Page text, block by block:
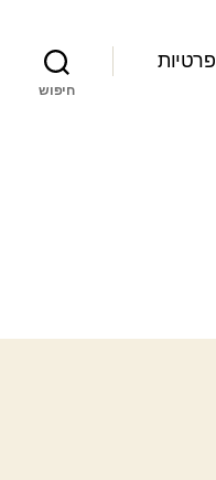
פרטיות
חיפוש